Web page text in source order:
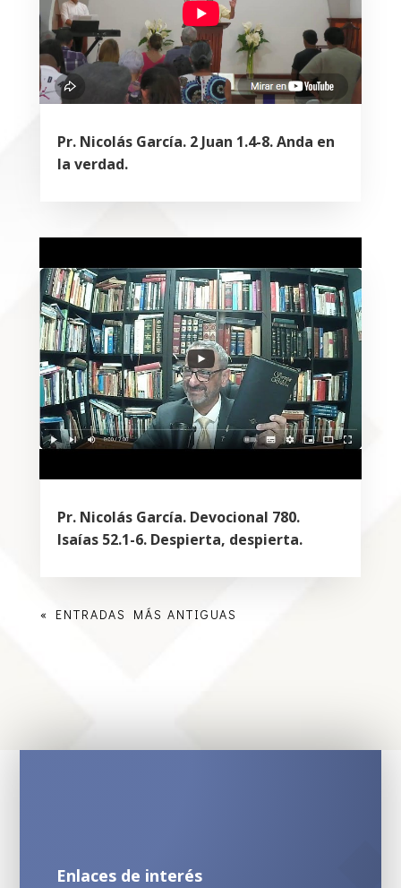
Pr. Nicolás García. 2 Juan 1.4-8. Anda en
la verdad.
Pr. Nicolás García. Devocional 780.
Isaías 52.1-6. Despierta, despierta.
« ENTRADAS MÁS ANTIGUAS
Enlaces de interés